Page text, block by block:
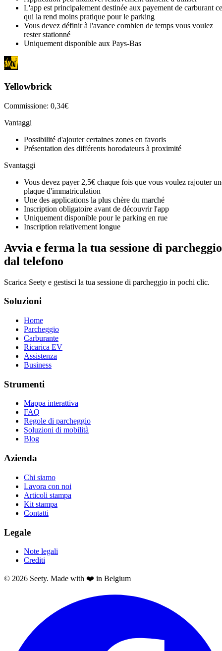
L'app est principalement destinée aux payement de carburant ce
qui la rend moins pratique pour le parking
Vous devez définir à l'avance combien de temps vous voulez
rester stationné
Uniquement disponible aux Pays-Bas
Yellowbrick
Commissione: 0,34€
Vantaggi
Possibilité d'ajouter certaines zones en favoris
Présentation des différents horodateurs à proximité
Svantaggi
Vous devez payer 2,5€ chaque fois que vous voulez rajouter
plaque d'immatriculation
Une des applications la plus chère du marché
Inscription obligatoire avant de découvrir l'app
Uniquement disponible pour le parking en rue
Inscription relativement longue
Avvia e ferma la tua sessione di parcheggio
dal telefono
Scarica Seety e gestisci la tua sessione di parcheggio in pochi clic.
Soluzioni
Home
Parcheggio
Carburante
Ricarica EV
Assistenza
Business
Strumenti
Mappa interattiva
FAQ
Regole di parcheggio
Soluzioni di mobilità
Blog
Azienda
Chi siamo
Lavora con noi
Articoli stampa
Kit stampa
Contatti
Legale
Note legali
Crediti
© 2026 Seety. Made with ❤️ in Belgium